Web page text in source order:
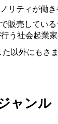
リティが働
販売してい
う社会起業
以外にもさ
ャンル